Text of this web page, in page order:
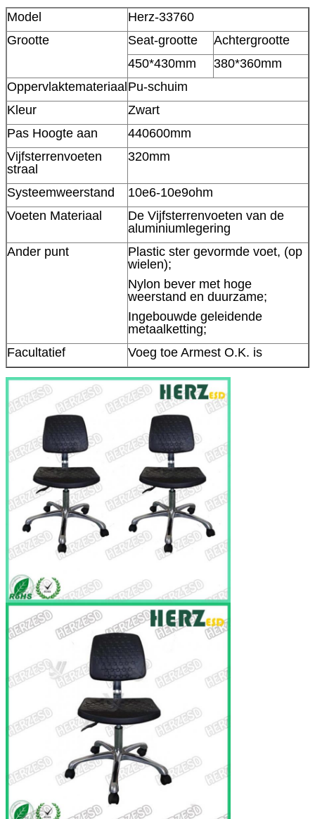
Model
Herz-33760
Grootte
Seat-grootte
Achtergrootte
450*430mm
380*360mm
OppervlaktemateriaalPu-schuim
Kleur
Zwart
Pas Hoogte aan
440600mm
Vijfsterrenvoeten
straal
320mm
Systeemweerstand
10e6-10e9ohm
Voeten Materiaal
De Vijfsterrenvoeten van de
aluminiumlegering
Ander punt
Plastic ster gevormde voet, (op
wielen);
Nylon bever met hoge
weerstand en duurzame;
Ingebouwde geleidende
metaalketting;
Facultatief
Voeg toe Armest O.K. is